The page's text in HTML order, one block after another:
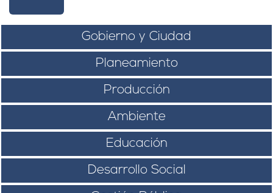
Gobierno y Ciudad
Planeamiento
Producción
Ambiente
Educación
Desarrollo Social